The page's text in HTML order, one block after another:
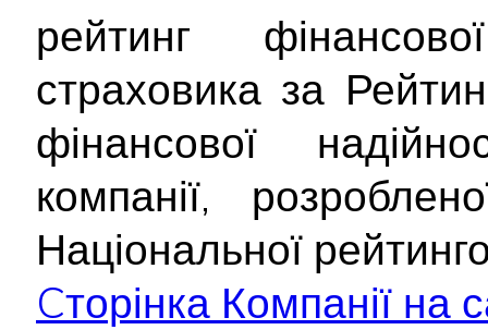
рейтинг
страховика за
фінансової
компанії,
Національної
Cторінка Компанії на